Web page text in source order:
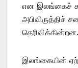
என இலங்கைச்
அபிவிருத்திச்
தெரிவிக்கின்றன.
இலங்கையின்